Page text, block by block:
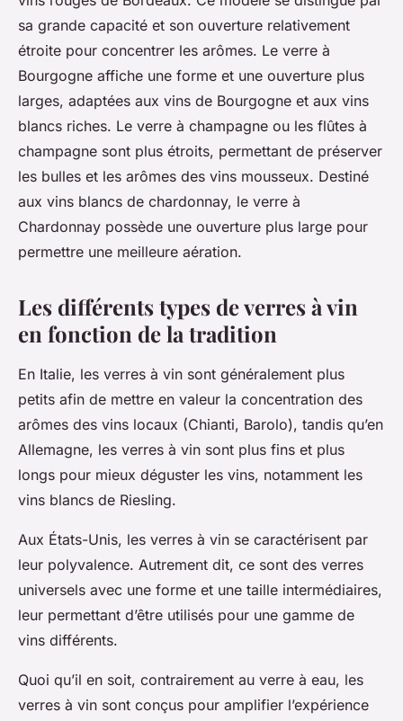
sa grande capacité et son ouverture relativement
étroite pour concentrer les arômes. Le verre à
Bourgogne affiche une forme et une ouverture plus
larges, adaptées aux vins de Bourgogne et aux vins
blancs riches. Le verre à champagne ou les flûtes à
champagne sont plus étroits, permettant de préserver
les bulles et les arômes des vins mousseux. Destiné
aux vins blancs de chardonnay, le verre à
Chardonnay possède une ouverture plus large pour
permettre une meilleure aération.
Les différents types de verres à vin
en fonction de la tradition
En Italie, les verres à vin sont généralement plus
petits afin de mettre en valeur la concentration des
arômes des vins locaux (Chianti, Barolo), tandis qu’en
Allemagne, les verres à vin sont plus fins et plus
longs pour mieux déguster les vins, notamment les
vins blancs de Riesling.
Aux États-Unis, les verres à vin se caractérisent par
leur polyvalence. Autrement dit, ce sont des verres
universels avec une forme et une taille intermédiaires,
leur permettant d’être utilisés pour une gamme de
vins différents.
Quoi qu’il en soit, contrairement au verre à eau, les
verres à vin sont conçus pour amplifier l’expérience